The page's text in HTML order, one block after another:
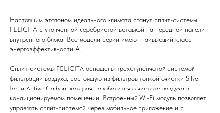
Настоящим эталоном идеального климата станут сплит-системы
FELICITA с утонченной серебристой вставкой на передней панели
внутреннего блока. Все модели серии имеют наивысший класс
энергоэффективности А.
Сплит-системы FELICITA оснащены трехступенчатой системой
фильтрации воздуха, состоящую из фильтров тонкой очистки Silver
Ion и Active Carbon, которая позаботится о чистоте воздуха в
кондиционируемом помещении. Встроенный Wi-Fi модуль позволяет
управлять сплит-системой через мобильное приложение и с